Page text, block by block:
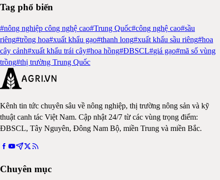
Tag phổ biến
#nông nghiệp công nghệ cao#Trung Quốc#công nghệ cao#sầu
riêng#trồng hoa#xuất khẩu gạo#thanh long#xuất khẩu sầu riêng#hoa
cây cảnh#xuất khẩu trái cây#hoa hồng#ĐBSCL#giá gạo#mã số vùng
trồng#thị trường Trung Quốc
Kênh tin tức chuyên sâu về nông nghiệp, thị trường nông sản và kỹ
thuật canh tác Việt Nam. Cập nhật 24/7 từ các vùng trọng điểm:
ĐBSCL, Tây Nguyên, Đông Nam Bộ, miền Trung và miền Bắc.
Chuyên mục